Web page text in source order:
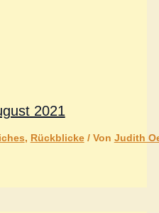
2021
, Rückblicke/ Von Judith